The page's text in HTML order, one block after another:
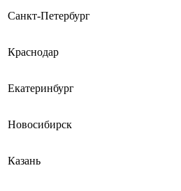
Санкт-Петербург
Краснодар
Екатеринбург
Новосибирск
Казань